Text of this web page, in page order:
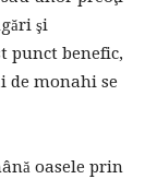
şi
punct benefic,
de monahi se
oasele prin